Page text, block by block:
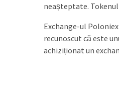
neașteptate.
Exchange-ul
recunoscut că este
achiziționat un